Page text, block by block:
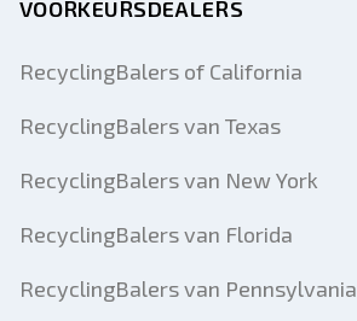
VOORKEURSDEALERS
RecyclingBalers of California
RecyclingBalers van Texas
RecyclingBalers van New York
RecyclingBalers van Florida
RecyclingBalers van Pennsylvania